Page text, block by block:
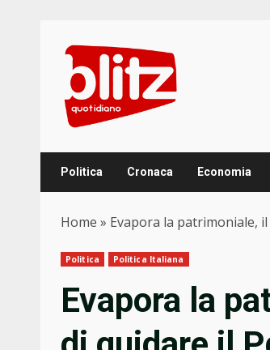
content
Politica Cronaca Economia
Home » Evapora la patrimoniale,
Politica Politica Italiana
Evapora la